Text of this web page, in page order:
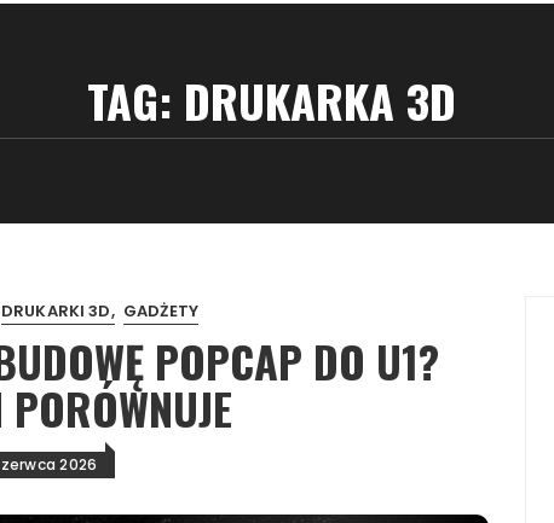
TAG: DRUKARKA 3D
DRUKARKI 3D GADŻETY
POPCAP DO U1?
2026